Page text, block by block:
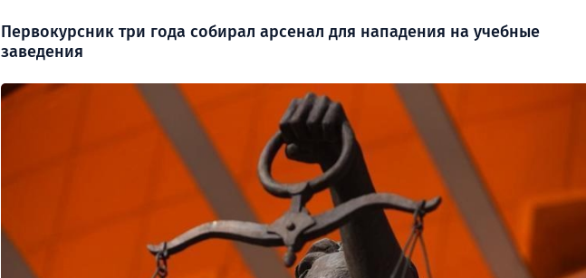
Первокурсник три года собирал арсенал для нападения на учебные
заведения